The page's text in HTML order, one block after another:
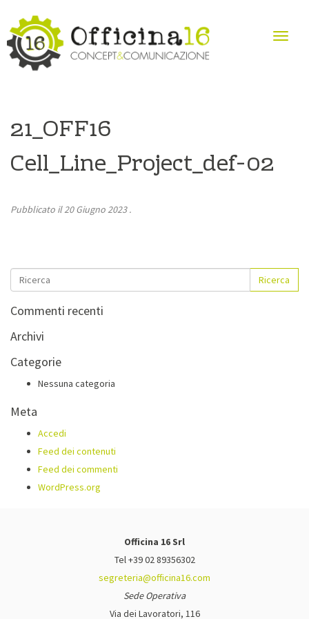
21_OFF16
Cell_Line_Project_def-02
Pubblicato il20 Giugno 2023.
Ricerca
Commenti recenti
Archivi
Categorie
Nessuna categoria
Meta
Accedi
Feed dei contenuti
Feed dei commenti
WordPress.org
Officina 16 Srl
Tel +39 02 89356302
segreteria@officina16.com
Sede Operativa
Via dei Lavoratori, 116